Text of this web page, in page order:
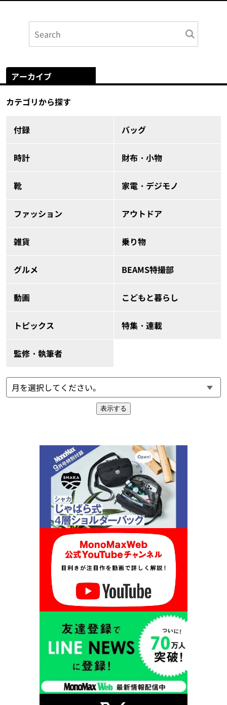
アーカイブ
カテゴリから探す
付録 バッグ
時計 財布・小物
靴 家電・デジモノ
ファッション アウトドア
雑貨 乗り物
グルメ BEAMS特撮部
動画 こどもと暮らし
トピックス 特集・連載
監修・執筆者
表示する